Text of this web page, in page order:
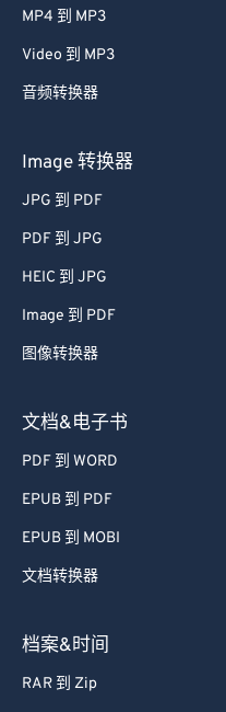
MP4 到 MP3
Video 到 MP3
音频转换器
Image 转换器
JPG 到 PDF
PDF 到 JPG
HEIC 到 JPG
Image 到 PDF
图像转换器
文档&电子书
PDF 到 WORD
EPUB 到 PDF
EPUB 到 MOBI
文档转换器
档案&时间
RAR 到 Zip